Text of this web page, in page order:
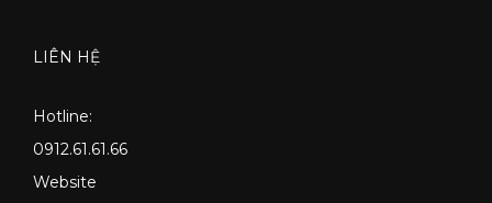
LIÊN HỆ
Hotline:
0912.61.61.66
Website